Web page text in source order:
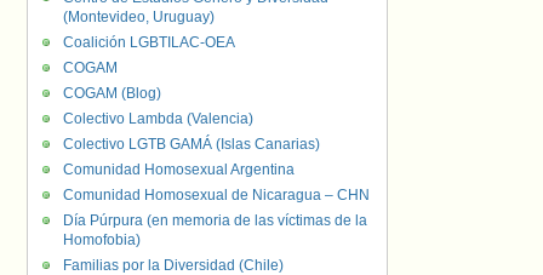
(Montevideo, Uruguay)
Coalición LGBTILAC-OEA
COGAM
COGAM (Blog)
Colectivo Lambda (Valencia)
Colectivo LGTB GAMÁ (Islas Canarias)
Comunidad Homosexual Argentina
Comunidad Homosexual de Nicaragua – CHN
Día Púrpura (en memoria de las víctimas de la
Homofobia)
Familias por la Diversidad (Chile)